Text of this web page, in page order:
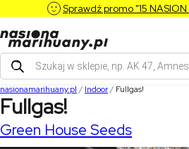
Sprawdź promo "15
Wyszukiwarka
produktów
nasionamarihuany.pl / Indoor/ Fullgas!
Fullgas!
Green House Seeds